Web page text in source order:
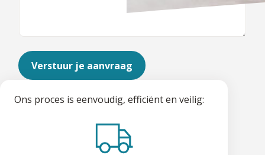
Verstuur je aanvraag
Ons proces is eenvoudig, efficiënt en veilig: